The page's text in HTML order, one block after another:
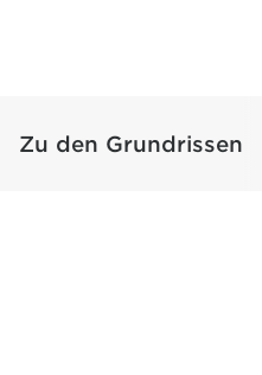
Zu den Grundrissen